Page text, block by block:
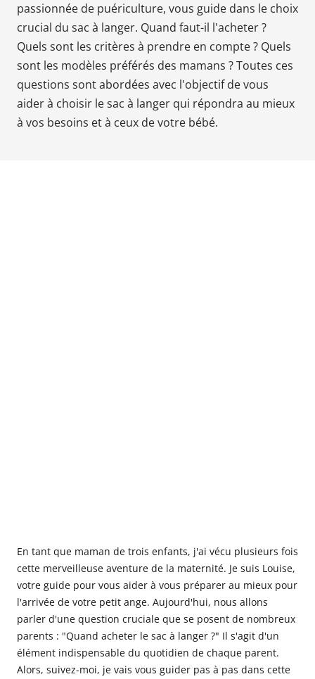
avec
Papa.
Meilleurs
prix
sur
Babyphones,
coussins
passionnée de puériculture, vous guide dans le choix
crucial du sac à langer. Quand faut-il l'acheter ?
Quels sont les critères à prendre en compte ? Quels
sont les modèles préférés des mamans ? Toutes ces
questions sont abordées avec l'objectif de vous
aider à choisir le sac à langer qui répondra au mieux
à vos besoins et à ceux de votre bébé.
En tant que maman de trois enfants, j'ai vécu plusieurs fois
cette merveilleuse aventure de la maternité. Je suis Louise,
votre guide pour vous aider à vous préparer au mieux pour
l'arrivée de votre petit ange. Aujourd'hui, nous allons
parler d'une question cruciale que se posent de nombreux
parents : "Quand acheter le sac à langer ?" Il s'agit d'un
élément indispensable du quotidien de chaque parent.
Alors, suivez-moi, je vais vous guider pas à pas dans cette